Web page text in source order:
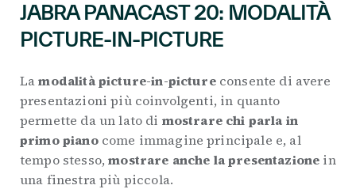
JABRA PANACAST 20: MODALITÀ
PICTURE-IN-PICTURE
Lamodalità picture-in-pictureconsente di avere
presentazioni più coinvolgenti, in quanto
permette da un lato di mostrare chi parla in
primo pianocome immagine principale e, al
tempo stesso,mostrare anche la presentazione in
una finestra più piccola.